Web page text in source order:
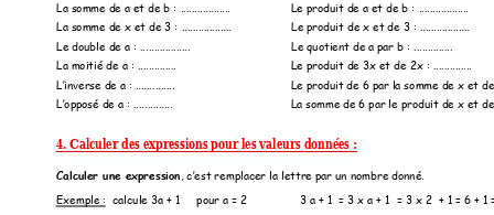
La somme de a et de b : .................. Le produit de a et de b : ..................
La somme de x et de 3 : .................. Le produit de x et de 3 : ..................
Le double de a : .................. Le quotient de a par b : ..............
La moitié de a : .............. Le produit de 3x et de 2x : ..............
L’inverse de a : .............. Le produit de 6 par la somme de x et
L’opposé de a : .............. La somme de 6 par le produit de x et
4. Calculer des expressions pour les valeurs données :
Calculer une expression, c’est remplacer la lettre par un nombre donné.
Exemple :  calcule 3a + 1     pour a = 2
              3 a + 1  = 3 x a + 1  = 3
x 2  + 1 = 6 + 1